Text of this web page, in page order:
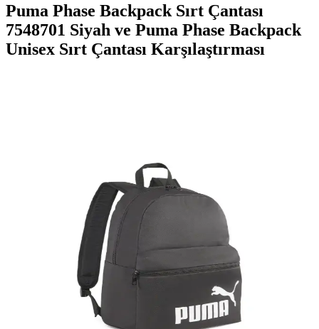
Puma Phase Backpack Sırt Çantası
7548701 Siyah ve Puma Phase Backpack
Unisex Sırt Çantası Karşılaştırması